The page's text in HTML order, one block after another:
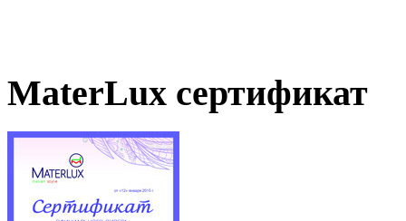
MaterLux сертификат